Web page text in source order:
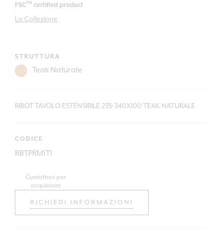
FSC TM certified product
La Collezione
STRUTTURA
RIBOT TAVOLO ESTENSIBILE 235-340X100 TEAK NATURALE
CODICE
RBTPRM1T1
Contattaci per
acquistare
RICHIEDI INFORMAZIONI